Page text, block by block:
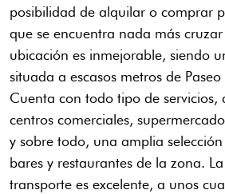
posibilidad de alquilar o comprar
que se encuentra nada más
ubicación es inmejorable, siendo
situada a escasos metros de
Cuenta con todo tipo de servicios,
centros comerciales,
y sobre todo, una amplia
bares y restaurantes de la zona.
transporte es excelente, a unos